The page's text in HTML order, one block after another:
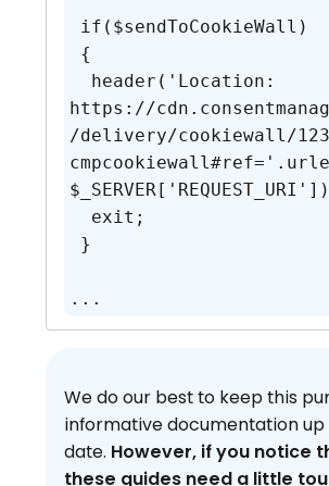
https://
/delivery/cookiewall/
...
We do our best to keep this
informative documentation up
date. However, if you notice
these guides need a little